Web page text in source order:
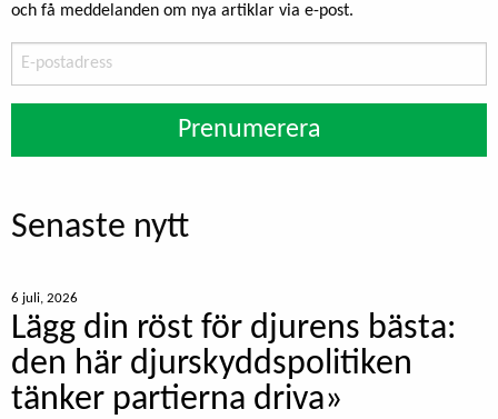
och få meddelanden om nya artiklar via e-post.
postadress
Prenumerera
Senaste nytt
6 juli, 2026
Lägg din röst för djurens bästa:
den här djurskyddspolitiken
tänker partierna driva»